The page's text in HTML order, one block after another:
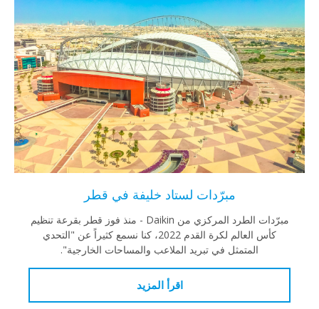
مبرّدات لستاد خليفة في قطر
مبرّدات الطرد المركزي من Daikin - منذ فوز قطر بقرعة تنظيم
كأس العالم لكرة القدم 2022، كنا نسمع كثيراً عن "التحدي
المتمثل في تبريد الملاعب والمساحات الخارجية".
اقرأ المزيد